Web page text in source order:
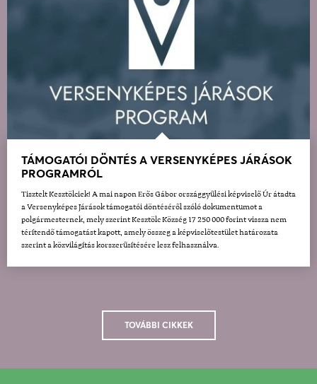
TÁMOGATÓI DÖNTÉS A VERSENYKÉPES JÁRÁSOK
PROGRAMRÓL
Tisztelt Kesztölciek! A mai napon Erős Gábor országgyűlési képviselő Úr átadta
a Versenyképes Járások támogatói döntéséről szóló dokumentumot a
polgármesternek, mely szerint Kesztölc Község 17 250 000 forint vissza nem
térítendő támogatást kapott, amely összeg a képviselőtestület határozata
szerint a közvilágítás korszerűsítésére lesz felhasználva.
TOVÁBBI CIKKEK